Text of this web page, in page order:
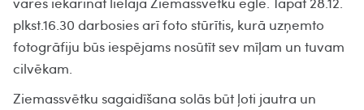
plkst.16.30 darbosies arī foto stūrītis, kurā uzņemto
fotogrāfiju būs iespējams nosūtīt sev mīļam un tuvam
cilvēkam.
Ziemassvētku sagaidīšana solās būt ļoti jautra un